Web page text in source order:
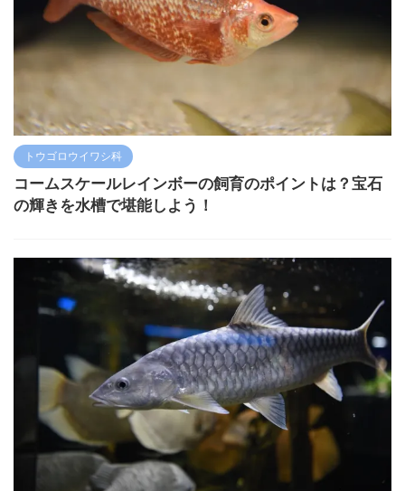
トウゴロウイワシ科
コームスケールレインボーの飼育のポイントは？宝石
の輝きを水槽で堪能しよう！